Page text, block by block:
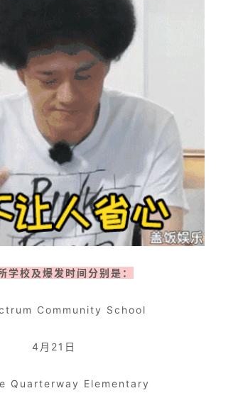
学校及爆发时间分别是：
Community School
4月21日
Quarterway Elementary